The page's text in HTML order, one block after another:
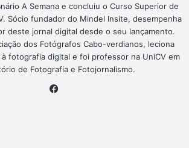
A Semana e concluiu o Curso Superior de
Sócio fundador do Mindel Insite, desempenha
deste jornal digital desde o seu lançamento.
dos Fotógrafos Cabo-verdianos, leciona
fotografia digital e foi professor na UniCV em
de Fotografia e Fotojornalismo.